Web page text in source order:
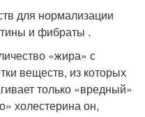
для нормализации
и фибраты .
«жира» с
веществ, из которых
только «вредный»
холестерина он,